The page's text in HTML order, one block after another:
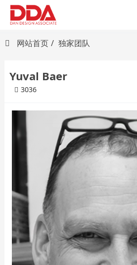
网站首页 独家团队
Yuval Baer
3036